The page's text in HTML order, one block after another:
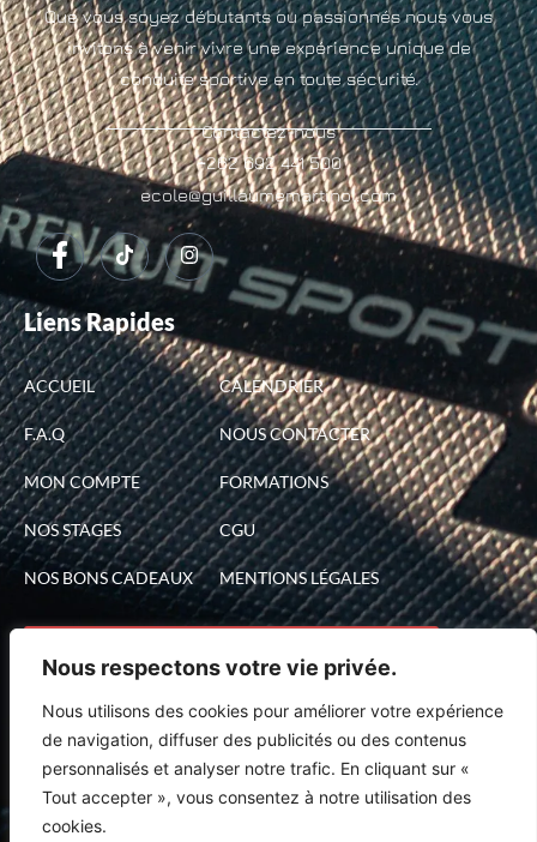
Nous respectons votre vie privée.
Nous utilisons des cookies pour améliorer votre expérience
de navigation, diffuser des publicités ou des contenus
personnalisés et analyser notre trafic. En cliquant sur «
Tout accepter », vous consentez à notre utilisation des
cookies.
Que vous soyez débutants ou passionnés nous vous
invitons à venir vivre une expérience unique de
conduite sportive en toute sécurité.
Contactez-nous
+262 692 441 500
ecole@guillaumemartinol.com
Liens Rapides
ACCUEIL
F.A.Q
MON COMPTE
NOS STAGES
NOS BONS CADEAUX
CALENDRIER
NOUS CONTACTER
FORMATIONS
CGU
MENTIONS LÉGALES
J'AI DÉJÀ UN BON CADEAU JE RÉSERVE UNE DATE
Inscrivez-vous
Recevez les dernières actus et promos de
l’école de Pilotage :